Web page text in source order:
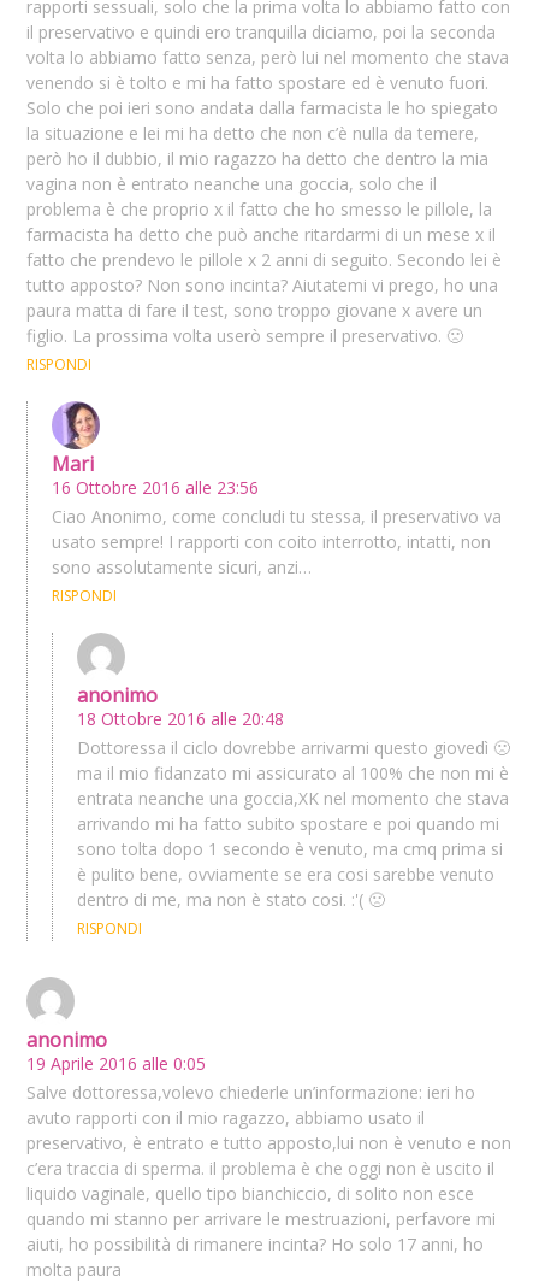
rapporti sessuali, solo che la prima volta lo abbiamo fatto con
il preservativo e quindi ero tranquilla diciamo, poi la seconda
volta lo abbiamo fatto senza, però lui nel momento che stava
venendo si è tolto e mi ha fatto spostare ed è venuto fuori.
Solo che poi ieri sono andata dalla farmacista le ho spiegato
la situazione e lei mi ha detto che non c’è nulla da temere,
però ho il dubbio, il mio ragazzo ha detto che dentro la mia
vagina non è entrato neanche una goccia, solo che il
problema è che proprio x il fatto che ho smesso le pillole, la
farmacista ha detto che può anche ritardarmi di un mese x il
fatto che prendevo le pillole x 2 anni di seguito. Secondo lei è
tutto apposto? Non sono incinta? Aiutatemi vi prego, ho una
paura matta di fare il test, sono troppo giovane x avere un
figlio. La prossima volta userò sempre il preservativo. 🙁
RISPONDI
Mari
16 Ottobre 2016 alle 23:56
Ciao Anonimo, come concludi tu stessa, il preservativo va
usato sempre! I rapporti con coito interrotto, intatti, non
sono assolutamente sicuri, anzi…
RISPONDI
anonimo
18 Ottobre 2016 alle 20:48
Dottoressa il ciclo dovrebbe arrivarmi questo giovedì 🙁
ma il mio fidanzato mi assicurato al 100% che non mi è
entrata neanche una goccia,XK nel momento che stava
arrivando mi ha fatto subito spostare e poi quando mi
sono tolta dopo 1 secondo è venuto, ma cmq prima si
è pulito bene, ovviamente se era cosi sarebbe venuto
dentro di me, ma non è stato cosi. :'( 🙁
RISPONDI
anonimo
19 Aprile 2016 alle 0:05
Salve dottoressa,volevo chiederle un’informazione: ieri ho
avuto rapporti con il mio ragazzo, abbiamo usato il
preservativo, è entrato e tutto apposto,lui non è venuto e non
c’era traccia di sperma. il problema è che oggi non è uscito il
liquido vaginale, quello tipo bianchiccio, di solito non esce
quando mi stanno per arrivare le mestruazioni, perfavore mi
aiuti, ho possibilità di rimanere incinta? Ho solo 17 anni, ho
molta paura